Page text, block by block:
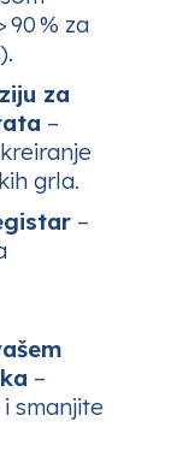
90 % za
za
–
grla.
–
–
smanjite